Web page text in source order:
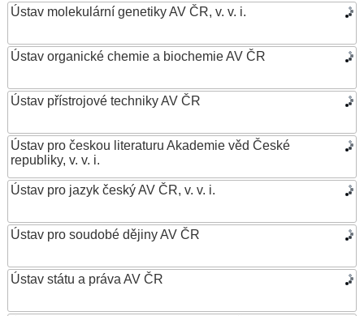
Ústav molekulární genetiky AV ČR, v. v. i.
Ústav organické chemie a biochemie AV ČR
Ústav přístrojové techniky AV ČR
Ústav pro českou literaturu Akademie věd České
republiky, v. v. i.
Ústav pro jazyk český AV ČR, v. v. i.
Ústav pro soudobé dějiny AV ČR
Ústav státu a práva AV ČR